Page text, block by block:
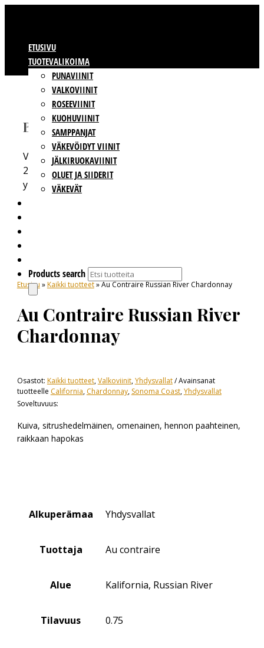
ETUSIVU
TUOTEVALIKOIMA
PUNAVIINIT
VALKOVIINIT
ROSEEVIINIT
KUOHUVIINIT
SAMPPANJAT
VÄKEVÖIDYT VIINIT
JÄLKIRUOKAVIINIT
OLUET JA SIIDERIT
VÄKEVÄT
Products search
BBWINES OY
Vajossuonkatu 10
20360 Turku
y-tunnus: 2009865-8
Etusivu »Kaikki tuotteet» Au Contraire Russian River Chardonnay
Au Contraire Russian River
Chardonnay
Osastot: Kaikki tuotteet,Valkoviinit,Yhdysvallat
Avainsanat
tuotteelle California, Chardonnay, Sonoma Coast,Yhdysvallat
Soveltuvuus:
Kuiva, sitrushedelmäinen, omenainen, hennon paahteinen,
raikkaan hapokas
Alkuperämaa Yhdysvallat
Tuottaja Au contraire
Alue Kalifornia, Russian River
Tilavuus 0.75